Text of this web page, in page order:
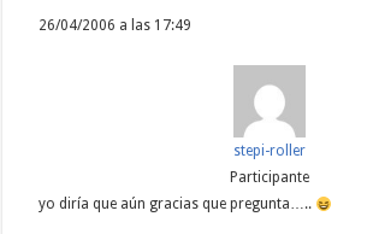
26/04/2006 a las 17:49
stepi-roller
Participante
yo diría que aún gracias que pregunta…..